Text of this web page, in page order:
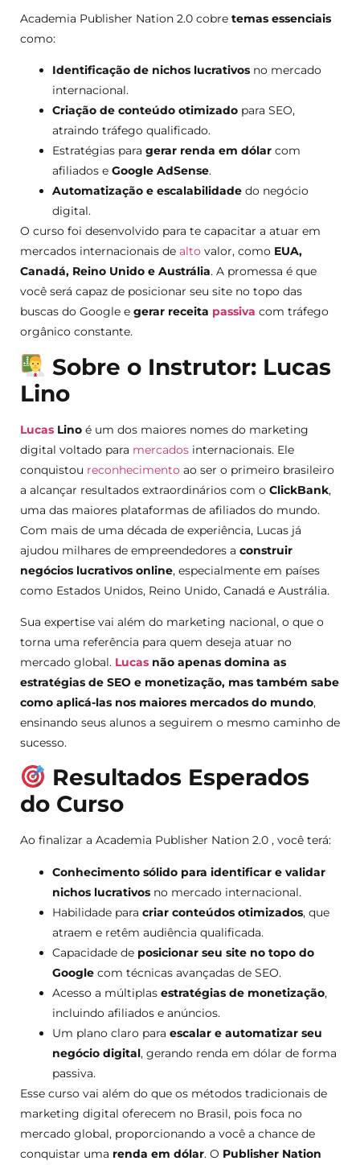
Academia Publisher Nation 2.0 cobre temas essenciais
como:
Identificação de nichos lucrativos no mercado
internacional.
Criação de conteúdo otimizado para SEO,
atraindo tráfego qualificado.
Estratégias para gerar renda em dólar com
afiliados e Google AdSense.
Automatização e escalabilidade do negócio
digital.
O curso foi desenvolvido para te capacitar a atuar em
mercados internacionais de alto valor, como EUA,
Canadá, Reino Unido e Austrália. A promessa é que
você será capaz de posicionar seu site no topo das
buscas do Google e gerar receita passiva com tráfego
orgânico constante.
Sobre o Instrutor: Lucas
Lino
Lucas Lino é um dos maiores nomes do marketing
digital voltado para mercados internacionais. Ele
conquistou reconhecimento ao ser o primeiro brasileiro
a alcançar resultados extraordinários com o ClickBank,
uma das maiores plataformas de afiliados do mundo.
Com mais de uma década de experiência, Lucas já
ajudou milhares de empreendedores a construir
negócios lucrativos online, especialmente em países
como Estados Unidos, Reino Unido, Canadá e Austrália.
Sua expertise vai além do marketing nacional, o que o
torna uma referência para quem deseja atuar no
mercado global. Lucas não apenas domina as
estratégias de SEO e monetização, mas também sabe
como aplicá-las nos maiores mercados do mundo,
ensinando seus alunos a seguirem o mesmo caminho de
sucesso.
Resultados Esperados
do Curso
Ao finalizar a Academia Publisher Nation 2.0 , você terá:
Conhecimento sólido para identificar e validar
nichos lucrativos no mercado internacional.
Habilidade para criar conteúdos otimizados, que
atraem e retêm audiência qualificada.
Capacidade de posicionar seu site no topo do
Google com técnicas avançadas de SEO.
Acesso a múltiplas estratégias de monetização,
incluindo afiliados e anúncios.
Um plano claro para escalar e automatizar seu
negócio digital, gerando renda em dólar de forma
passiva.
Esse curso vai além do que os métodos tradicionais de
marketing digital oferecem no Brasil, pois foca no
mercado global, proporcionando a você a chance de
conquistar uma renda em dólar. O Publisher Nation